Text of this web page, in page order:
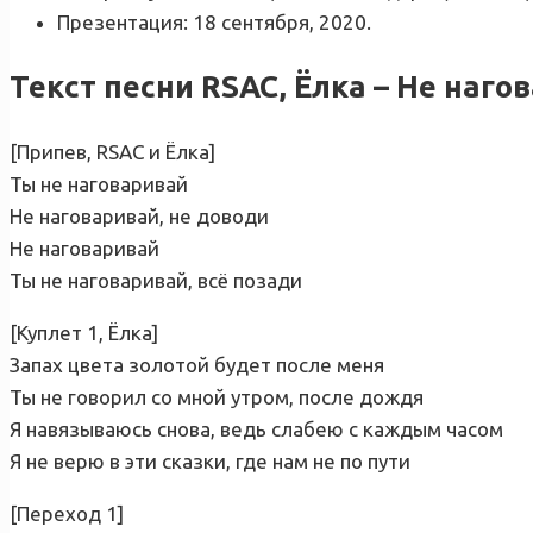
Презентация: 18 сентября, 2020.
Текст песни RSAC, Ёлка – Не
[Припев, RSAC и Ёлка]
Ты не наговаривай
Не наговаривай, не доводи
Не наговаривай
Ты не наговаривай, всё позади
[Куплет 1, Ёлка]
Запах цвета золотой будет после меня
Ты не говорил со мной утром, после дождя
Я навязываюсь снова, ведь слабею с каждым часом
Я не верю в эти сказки, где нам не по пути
[Переход 1]